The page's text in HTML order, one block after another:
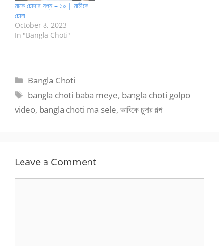
মাকে চোদার সপ্ন – ১০ | মামীকে
চোদা
October 8, 2023
In "Bangla Choti"
Categories
Bangla Choti
Tags
bangla choti baba meye, bangla choti golpo
video, bangla choti ma sele, ভাবিকে চুদার গল্প
Leave a Comment